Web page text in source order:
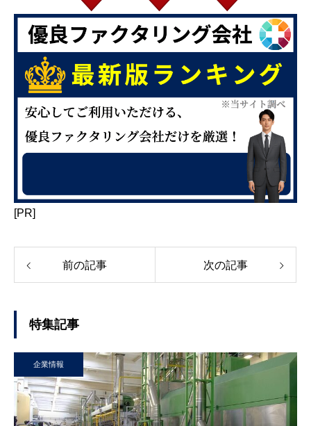
[PR]
前の記事 次の記事
特集記事
企業情報